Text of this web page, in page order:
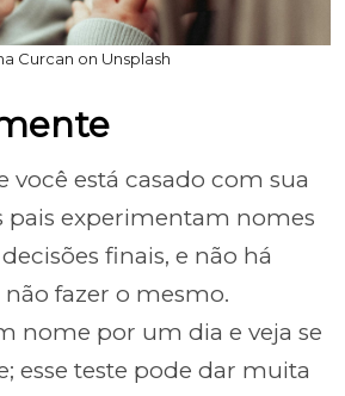
Curcan on Unsplash
você está casado com sua
pais experimentam nomes
finais, e não há
não fazer o mesmo.
nome por um dia e veja se
esse teste pode dar muita